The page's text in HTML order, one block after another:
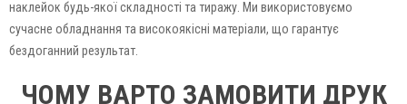
наклейок будь-якої складності та тиражу. Ми використовуємо
сучасне обладнання та високоякісні матеріали, що гарантує
бездоганний результат.
ЧОМУ ВАРТО ЗАМОВИТИ ДРУК